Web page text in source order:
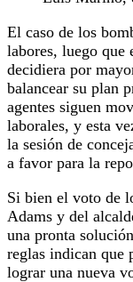
El caso de los
labores, luego que
decidiera por
balancear su plan
agentes siguen
laborales, y esta
la sesión de
a favor para la
Si bien el voto de
Adams y del
una pronta
reglas indican que
lograr una nueva